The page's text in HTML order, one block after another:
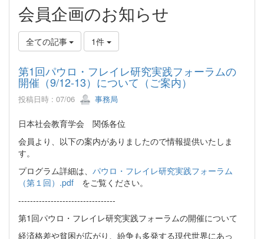
会員企画のお知らせ
全ての記事 1件
第1回パウロ・フレイレ研究実践フォーラムの
開催（9/12-13）について（ご案内）
投稿日時 : 07/06 事務局
日本社会教育学会 関係各位
会員より、以下の案内がありましたので情報提供いたしま
す。
プログラム詳細は、 パウロ・フレイレ研究実践フォーラム
（第１回）.pdf をご覧ください。
---------------------------------
第1回パウロ・フレイレ研究実践フォーラムの開催について
経済格差や貧困が広がり、紛争も多発する現代世界にあっ